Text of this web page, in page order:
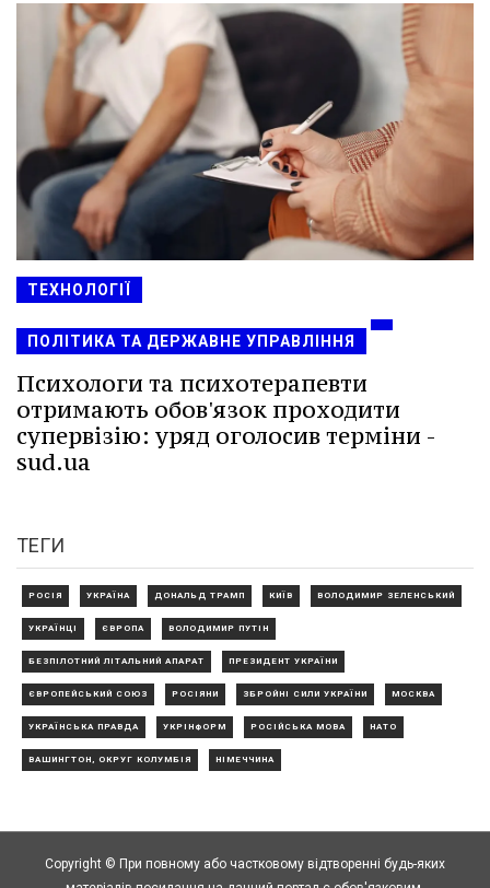
ТЕХНОЛОГІЇ
ПОЛІТИКА ТА ДЕРЖАВНЕ УПРАВЛІННЯ
Психологи та психотерапевти
отримають обов'язок проходити
супервізію: уряд оголосив терміни -
sud.ua
ТЕГИ
РОСІЯ УКРАЇНА ДОНАЛЬД ТРАМП КИЇВ ВОЛОДИМИР ЗЕЛЕНСЬКИЙ
УКРАЇНЦІ ЄВРОПА ВОЛОДИМИР ПУТІН
БЕЗПІЛОТНИЙ ЛІТАЛЬНИЙ АПАРАТ ПРЕЗИДЕНТ УКРАЇНИ
ЄВРОПЕЙСЬКИЙ СОЮЗ РОСІЯНИ ЗБРОЙНІ СИЛИ УКРАЇНИ МОСКВА
УКРАЇНСЬКА ПРАВДА УКРІНФОРМ РОСІЙСЬКА МОВА НАТО
ВАШИНГТОН, ОКРУГ КОЛУМБІЯ НІМЕЧЧИНА
Copyright © При повному або частковому відтворенні будь-яких